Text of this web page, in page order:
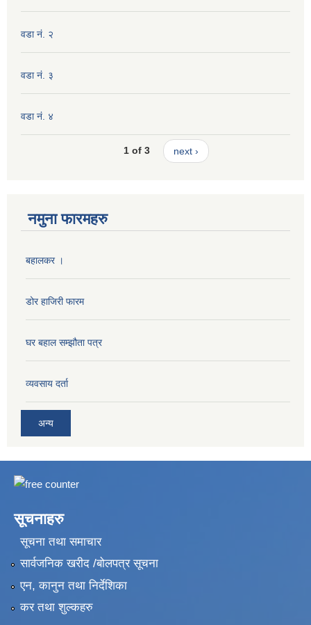
वडा नं. २
वडा नं. ३
वडा नं. ४
1 of 3 next ›
नमुना फारमहरु
बहालकर ।
डोर हाजिरी फारम
घर बहाल सम्झौता पत्र
व्यवसाय दर्ता
अन्य
सूचनाहरु
सूचना तथा समाचार
सार्वजनिक खरीद /बोलपत्र सूचना
एन, कानुन तथा निर्देशिका
कर तथा शुल्कहरु